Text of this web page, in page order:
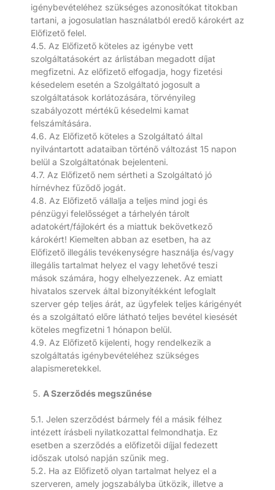
igénybevételéhez szükséges azonosítókat titokban
tartani, a jogosulatlan használatból eredő károkért az
Előfizető felel.
4.5. Az Előfizető köteles az igénybe vett
szolgáltatásokért az árlistában megadott díjat
megfizetni. Az előfizető elfogadja, hogy fizetési
késedelem esetén a Szolgáltató jogosult a
szolgáltatások korlátozására, törvényileg
szabályozott mértékű késedelmi kamat
felszámítására.
4.6. Az Előfizető köteles a Szolgáltató által
nyilvántartott adataiban történő változást 15 napon
belül a Szolgáltatónak bejelenteni.
4.7. Az Előfizető nem sértheti a Szolgáltató jó
hírnévhez fűződő jogát.
4.8. Az Előfizető vállalja a teljes mind jogi és
pénzügyi felelősséget a tárhelyén tárolt
adatokért/fájlokért és a miattuk bekövetkező
károkért! Kiemelten abban az esetben, ha az
Előfizető illegális tevékenységre használja és/vagy
illegális tartalmat helyez el vagy lehetővé teszi
mások számára, hogy elhelyezzenek. Az emiatt
hivatalos szervek által bizonyítékként lefoglalt
szerver gép teljes árát, az ügyfelek teljes kárigényét
és a szolgáltató előre látható teljes bevétel kiesését
köteles megfizetni 1 hónapon belül.
4.9. Az Előfizető kijelenti, hogy rendelkezik a
szolgáltatás igénybevételéhez szükséges
alapismeretekkel.
A Szerződés megszűnése
5.1. Jelen szerződést bármely fél a másik félhez
intézett írásbeli nyilatkozattal felmondhatja. Ez
esetben a szerződés a előfizetői díjjal fedezett
időszak utolsó napján szűnik meg.
5.2. Ha az Előfizető olyan tartalmat helyez el a
szerveren, amely jogszabályba ütközik, illetve a